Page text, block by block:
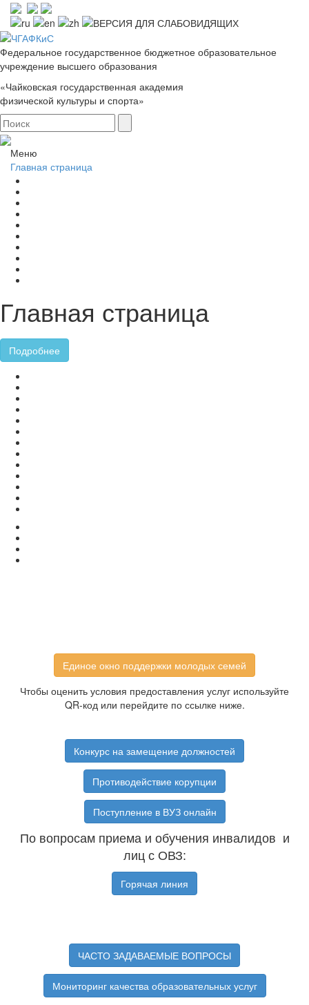
Федеральное государственное бюджетное образовательное
учреждение высшего образования
«Чайковская государственная академия
физической культуры и спорта»
Меню
Главная страница
Главная страница
Подробнее
Единое окно поддержки молодых семей
Чтобы оценить условия предоставления услуг используйте
QR-код или перейдите по ссылке ниже.
Конкурс на замещение должностей
Противодействие корупции
Поступление в ВУЗ онлайн
По вопросам приема и обучения инвалидов и
лиц с ОВЗ:
Горячая линия
ЧАСТО ЗАДАВАЕМЫЕ ВОПРОСЫ
Мониторинг качества образовательных услуг